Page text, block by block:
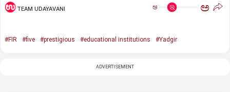
TEAM UDAYAVANI ಅ ಅ
#FIR #five #prestigious #educational institutions #Yadgir
ADVERTISEMENT